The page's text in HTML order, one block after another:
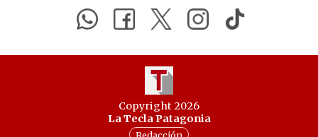
Copyright 2026
La Tecla Patagonia
Redacción